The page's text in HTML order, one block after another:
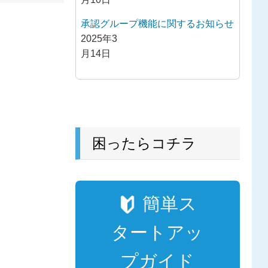
承認グループ機能に関するお知らせ
2025年3
月14日
困ったらコチラ
簡単ス
タートアッ
プガイド